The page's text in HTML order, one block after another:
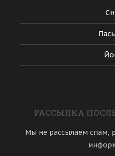
РАССЫЛКА
Мы не рассылаем спам,